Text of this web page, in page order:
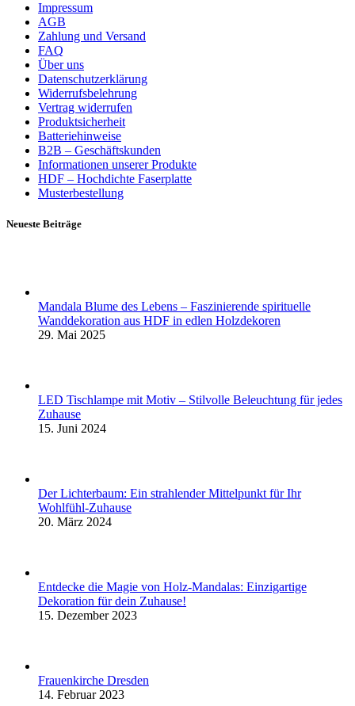
Impressum
AGB
Zahlung und Versand
FAQ
Über uns
Datenschutzerklärung
Widerrufsbelehrung
Vertrag widerrufen
Produktsicherheit
Batteriehinweise
B2B – Geschäftskunden
Informationen unserer Produkte
HDF – Hochdichte Faserplatte
Musterbestellung
Neueste Beiträge
Mandala Blume des Lebens – Faszinierende spirituelle
Wanddekoration aus HDF in edlen Holzdekoren
29. Mai 2025
LED Tischlampe mit Motiv – Stilvolle Beleuchtung für jedes
Zuhause
15. Juni 2024
Der Lichterbaum: Ein strahlender Mittelpunkt für Ihr
Wohlfühl-Zuhause
20. März 2024
Entdecke die Magie von Holz-Mandalas: Einzigartige
Dekoration für dein Zuhause!
15. Dezember 2023
Frauenkirche Dresden
14. Februar 2023